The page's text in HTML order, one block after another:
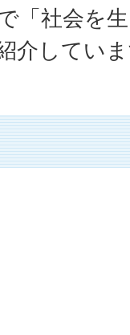
「社会を
介してい